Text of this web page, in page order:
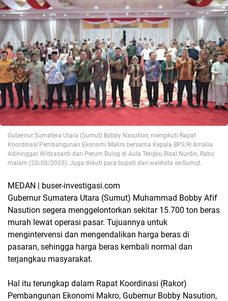
Gubernur Sumatera Utara (Sumut) Bobby Nasution, mengikuti Rapat
Koordinasi Pembangunan Ekonomi Makro bersama Kepala BPS RI Amalia
Adininggar Widyasanti dan Perum Bulog di Aula Tengku Rizal Nurdin, Rabu
malam (20/08/2025). Juga diikuti para bupati dan walikota se-Sumut.
MEDAN | buser-investigasi.com
Gubernur Sumatera Utara (Sumut) Muhammad Bobby Afif
Nasution segera menggelontorkan sekitar 15.700 ton beras
murah lewat operasi pasar. Tujuannya untuk
mengintervensi dan mengendalikan harga beras di
pasaran, sehingga harga beras kembali normal dan
terjangkau masyarakat.
Hal itu terungkap dalam Rapat Koordinasi (Rakor)
Pembangunan Ekonomi Makro, Gubernur Bobby Nasution,